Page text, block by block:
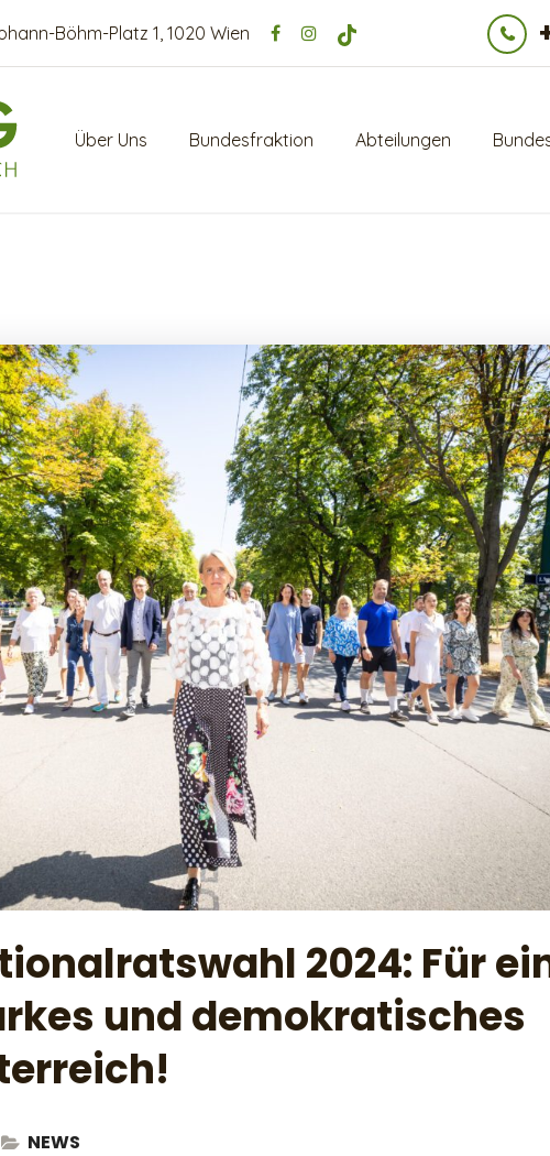
Böhm-Platz 1, 1020 Wien
Über Uns Bundesfraktion Abteilungen
2024: Für
und demokratisches
NEWS